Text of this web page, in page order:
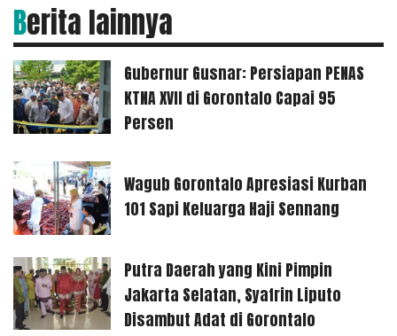
Berita lainnya
Gubernur Gusnar: Persiapan PENAS
KTNA XVII di Gorontalo Capai 95
Persen
Wagub Gorontalo Apresiasi Kurban
101 Sapi Keluarga Haji Sennang
Putra Daerah yang Kini Pimpin
Jakarta Selatan, Syafrin Liputo
Disambut Adat di Gorontalo